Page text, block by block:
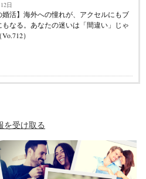
日
婚活】海外への憧れが、アクセルにもブ
もなる。あなたの迷いは「間違い」じゃ
）
を受け取る